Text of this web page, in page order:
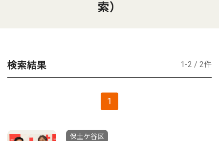
索）
検索結果 1-2 / 2件
1
保土ケ谷区